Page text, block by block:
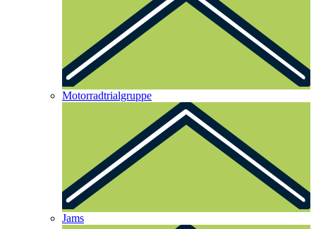
Motorradtrialgruppe
Jams